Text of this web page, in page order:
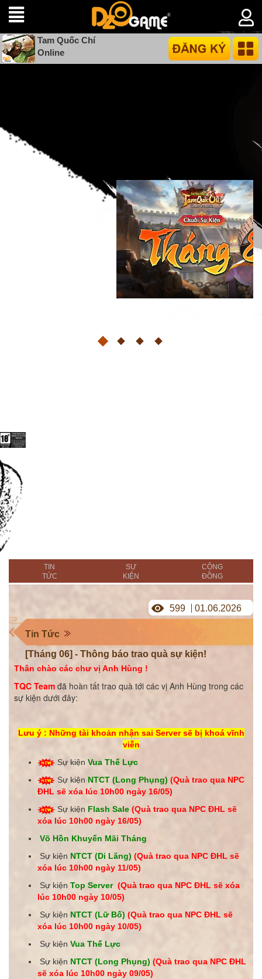
Tam Quốc Chí
Online
TIN
TỨC
SỰ
KIỆN
CỘNG
ĐỒNG
Tin Tức
[Tháng 06] - Thông báo trao quà sự kiện!
599 01.06.2026
Thân chào các chư vị Anh Hùng !
TQC Team đã hoàn tất trao quà tới các vị Anh Hùng trong các
sự kiện dưới đây:
Lưu ý : Những tài khoản nhận sai Server sẽ bị khoá vĩnh
viễn
Sự kiện Vua Thế Lực
Sự kiện NTCT (Long Phụng)(Quà trao qua NPC
ĐHL sẽ xóa lúc 10h00 ngày 16/05)
Sự kiện Flash Sale(Quà trao qua NPC ĐHL sẽ
xóa lúc 10h00 ngày 16/05)
Võ Hồn Khuyến Mãi Tháng
Sự kiện NTCT (Di Lăng)(Quà trao qua NPC ĐHL sẽ
xóa lúc 10h00 ngày 11/05)
Sự kiện Top Server(Quà trao qua NPC ĐHL sẽ xóa
lúc 10h00 ngày 10/05)
Sự kiện NTCT (Lữ Bố)(Quà trao qua NPC ĐHL sẽ
xóa lúc 10h00 ngày 10/05)
Sự kiện Vua Thế Lực
Sự kiện NTCT (Long Phụng)(Quà trao qua NPC ĐHL
sẽ xóa lúc 10h00 ngày09/05)